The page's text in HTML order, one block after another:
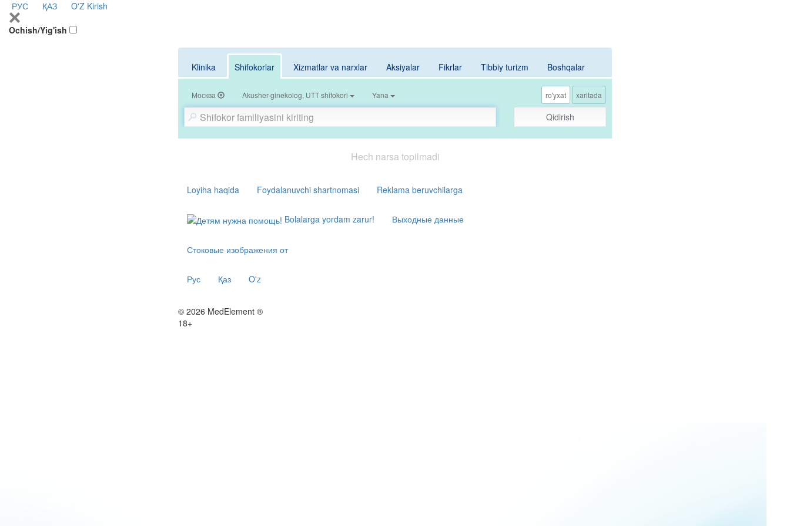
РУС ҚАЗ O'Z Kirish
Ochish/Yig'ish
Klinika Shifokorlar Xizmatlar va narxlar Aksiyalar Fikrlar Tibbiy turizm Boshqalar
Москва Akusher-ginekolog, UTT shifokori Yana ro'yxat xaritada
Qidirish
Hech narsa topilmadi
Loyiha haqida Foydalanuvchi shartnomasi Reklama beruvchilarga
Bolalarga yordam zarur! Выходные данные
Стоковые изображения от
Рус Қаз O'z
© 2026 MedElement ®
18+